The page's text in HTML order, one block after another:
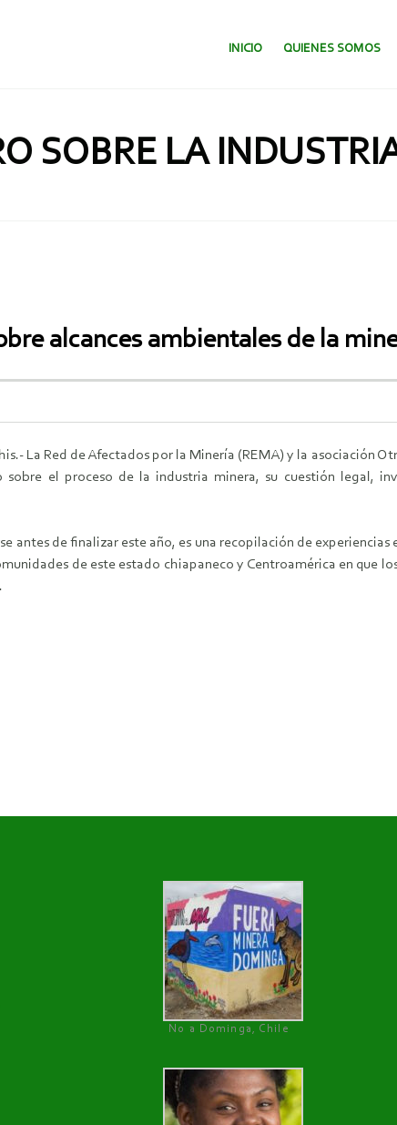
SALTAR AL CONTENIDO.
INICIO QUIENES SOMOS
SOBRE LA
alcances ambientales de la
La Red de Afectados por la Minería (REMA) y la asociación
sobre el proceso de la industria minera, su cuestión legal,
antes de finalizar este año, es una recopilación de
de este estado chiapaneco y Centroamérica en que
No a Dominga, Chile